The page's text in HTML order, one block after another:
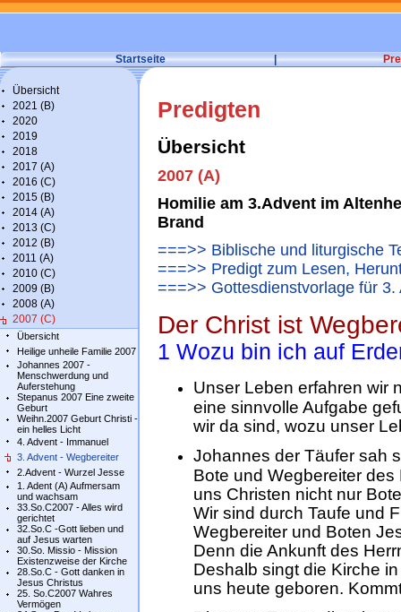
Startseite |
Übersicht
2021 (B)
2020
2019
2018
2017 (A)
2016 (C)
2015 (B)
2014 (A)
2013 (C)
2012 (B)
2011 (A)
2010 (C)
2009 (B)
2008 (A)
2007 (C)
Übersicht
Heilige unheile Familie 2007
Johannes 2007 -
Menschwerdung und
Auferstehung
Stepanus 2007 Eine zweite
Geburt
Weihn.2007 Geburt Christi -
ein helles Licht
4. Advent - Immanuel
3. Advent - Wegbereiter
2.Advent - Wurzel Jesse
1. Adent (A) Aufmersam
und wachsam
33.So.C2007 - Alles wird
gerichtet
32.So.C -Gott lieben und
auf Jesus warten
30.So. Missio - Mission
Existenzweise der Kirche
28.So.C - Gott danken in
Jesus Christus
25. So.C2007 Wahres
Vermögen
Predigten
Übersicht
2007 (A)
Homilie am 3.Advent im
Brand
===>> Biblische und liturgische
===>> Predigt zum Lesen,
===>> Gottesdienstvorlage für 3.
Der Christ ist
1 Wozu bin ich auf
Unser Leben erfahren wir
eine sinnvolle Aufgabe
wir da sind, wozu unser
Johannes der Täufer sah
Bote und Wegbereiter
uns Christen nicht nur
Wir sind durch Taufe und
Wegbereiter und Boten
Denn die Ankunft des
Deshalb singt die Kirche
uns heute geboren.